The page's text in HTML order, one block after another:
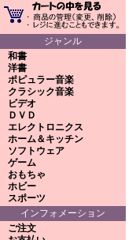
ジャンル
和書
洋書
ポピュラー音楽
クラシック音楽
ビデオ
ＤＶＤ
エレクトロニクス
ホーム＆キッチン
ソフトウェア
ゲーム
おもちゃ
ホビー
スポーツ
インフォメーション
ご注文